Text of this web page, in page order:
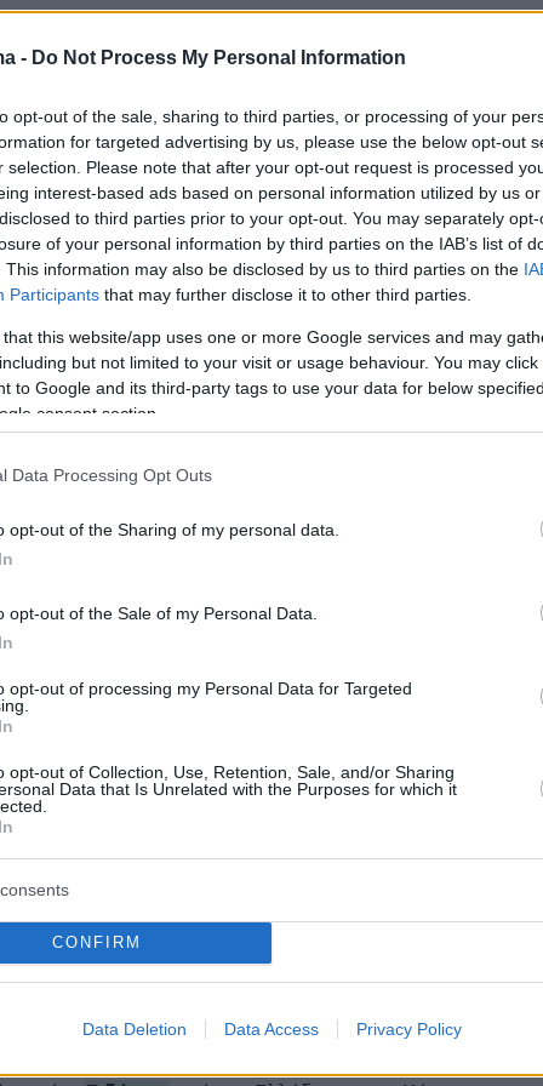
- Do Not Process My Personal Information
opt-out of the sale, sharing to third parties, or processing of your
for targeted advertising by us, please use the below opt-out
selection. Please note that after your opt-out request is processed
interest-based ads based on personal information utilized by us
to third parties prior to your opt-out. You may separately
of your personal information by third parties on the IAB’s list of
This information may also be disclosed by us to third parties on the
Participants that may further disclose it to other third parties.
that this website/app uses one or more Google services and may
but not limited to your visit or usage behaviour. You may
to Google and its third-party tags to use your data for below
consent section.
Data Processing Opt Outs
opt-out of the Sharing of my personal data.
opt-out of the Sale of my Personal Data.
opt-out of processing my Personal Data for Targeted
opt-out of Collection, Use, Retention, Sale, and/or Sharing
Data that Is Unrelated with the Purposes for which it
CONFIRM
Data Deletion Data Access Privacy Policy
διαδικασία της υπόθεσης τον Σεπτέμβριο η
το αίτημα των νησιωτικών χωρών
δεν έχει γενικώς εξουσία να εκδίδει
επίσης να επηρεάσει δύο
από το Διαμερικανικό Δικαστήριο
και το Διεθνές Δικαστήριο, τα οποία
υποθέσεις για τις κλιματικές υποχρεώσεις
η Ελβετία παραβιάζει τα ανθρώπινα δικαιώματά
αρκετά για να καταπολεμήσει την
κλιματική αλλαγή.
του ο «Εσκομπάρ» της Κρήτης - Αποφυλακίστηκε
ο γιος του για να πάει στην κηδεία
για ισραηλινό νοσοκομείο: Παλαιστίνιοι
και με πάνες στα κρεβάτια τους